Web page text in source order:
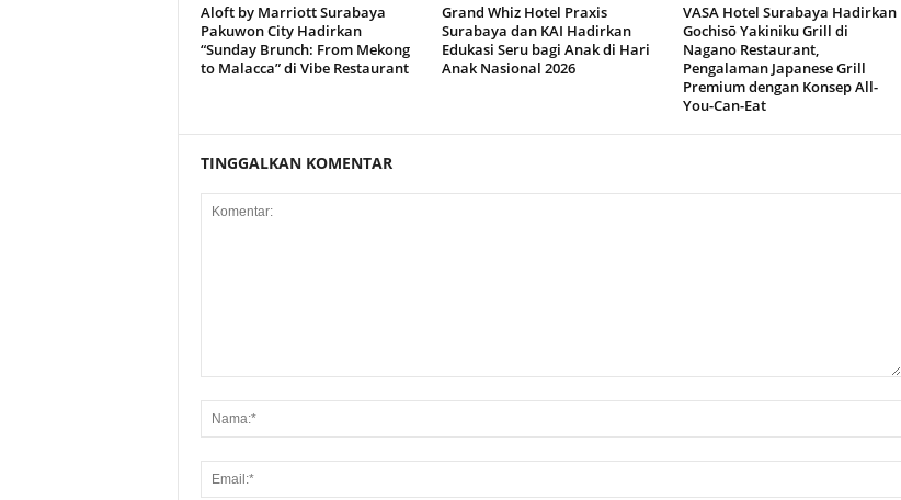
Aloft by Marriott Surabaya
Pakuwon City Hadirkan
“Sunday Brunch: From Mekong
to Malacca” di Vibe Restaurant
Grand Whiz Hotel Praxis
Surabaya dan KAI Hadirkan
Edukasi Seru bagi Anak di Hari
Anak Nasional 2026
VASA Hotel Surabaya Hadirkan
Gochisō Yakiniku Grill di
Nagano Restaurant,
Pengalaman Japanese Grill
Premium dengan Konsep All-
You-Can-Eat
TINGGALKAN KOMENTAR